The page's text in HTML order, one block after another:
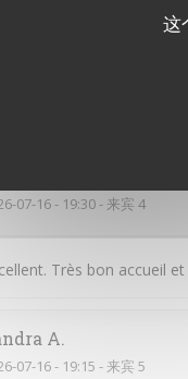
这
07-16- 19:30 - 来宾 4
Très bon accueil
A
07-16- 19:15 - 来宾 5